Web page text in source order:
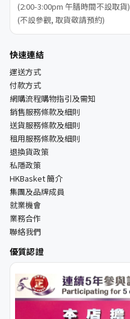
(2:00-3:00pm 午膳時間不設取貨)
(不設參觀, 取貨敬請預約)
快速連結
運送方式
付款方式
網購流程購物指引及需知
銷售服務條款及細則
送貨服務條款及細則
租用服務條款及細則
退換貨政策
私隱政策
HKBasket 簡介
集團及品牌成員
就業機會
業務合作
聯絡我們
優質認證